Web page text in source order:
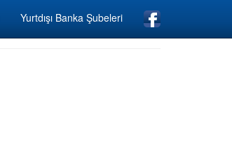
Yurtdışı Banka Şubeleri